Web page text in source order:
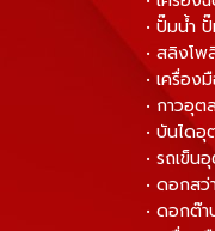
• ปั๊มน้ำ
• สลิงโ
• เครื่อง
• กาวอุต
• บันไดอุ
• รถเข็น
• ดอกส
• ดอกต๊